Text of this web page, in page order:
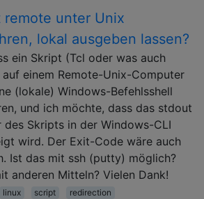
remote unter Unix
lokal ausgeben lassen?
ein Skript (Tcl oder was auch
auf einem Remote-Unix-Computer
(lokale) Windows-Befehlsshell
und ich möchte, dass das stdout
des Skripts in der Windows-CLI
wird. Der Exit-Code wäre auch
Ist das mit ssh (putty) möglich?
anderen Mitteln? Vielen Dank!
linux script
redirection